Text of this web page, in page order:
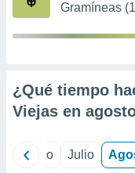
publicidad
de
Gramíneas
¿Qué tiempo
Viejas en
Junio Julio